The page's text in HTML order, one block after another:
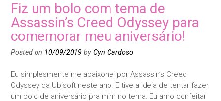
Fiz um bolo com tema de
Assassin’s Creed Odyssey para
comemorar meu aniversário!
Posted on 10/09/2019 by Cyn Cardoso
Eu simplesmente me apaixonei por Assassin’s Creed
Odyssey da Ubisoft neste ano. E tive a ideia de tentar fazer
um bolo de aniversário pra mim no tema. Eu amo confeitar